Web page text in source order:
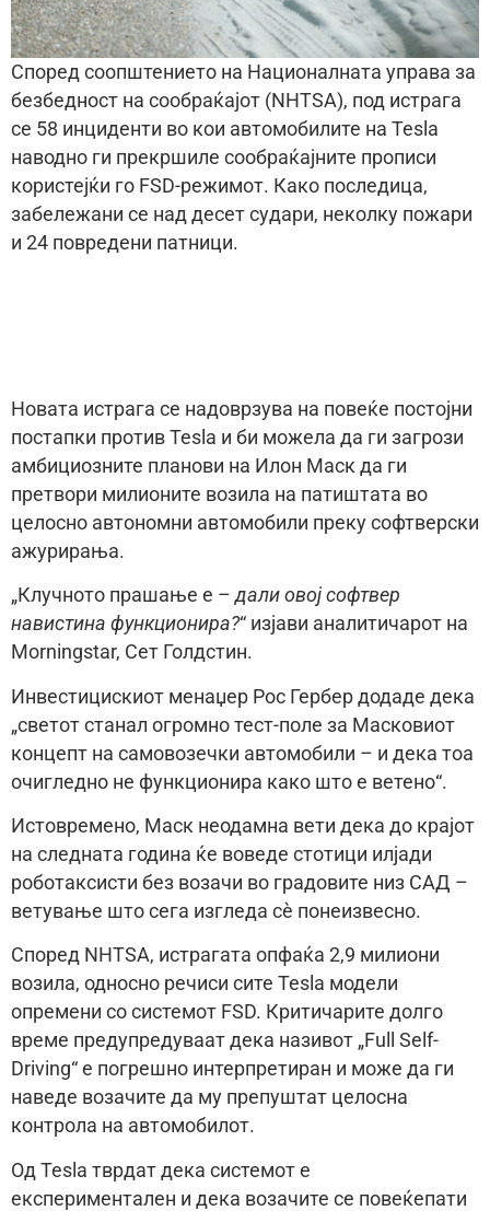
Според соопштението на Националната управа за
безбедност на сообраќајот (NHTSA), под истрага
се 58 инциденти во кои автомобилите на Tesla
наводно ги прекршиле сообраќајните прописи
користејќи го FSD-режимот. Како последица,
забележани се над десет судари, неколку пожари
и 24 повредени патници.
Новата истрага се надоврзува на повеќе постојни
постапки против Tesla и би можела да ги загрози
амбициозните планови на Илон Маск да ги
претвори милионите возила на патиштата во
целосно автономни автомобили преку софтверски
ажурирања.
„Клучното прашање е –дали овој софтвер
навистина функционира?“ изјави аналитичарот на
Morningstar, Сет Голдстин.
Инвестицискиот менаџер Рос Гербер додаде дека
„светот станал огромно тест-поле за Масковиот
концепт на самовозечки автомобили – и дека тоа
очигледно не функционира како што е ветено“.
Истовремено, Маск неодамна вети дека до крајот
на следната година ќе воведе стотици илјади
роботаксисти без возачи во градовите низ САД –
ветување што сега изгледа сè понеизвесно.
Според NHTSA, истрагата опфаќа 2,9 милиони
возила, односно речиси сите Tesla модели
опремени со системот FSD. Критичарите долго
време предупредуваат дека називот „Full Self-
Driving“ е погрешно интерпретиран и може да ги
наведе возачите да му препуштат целосна
контрола на автомобилот.
Од Tesla тврдат дека системот е
експериментален и дека возачите се повеќепати